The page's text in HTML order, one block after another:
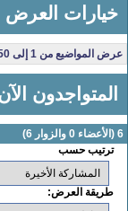
خيارات العرض
عرض المواضيع من 1 إلى 50 من 116
المتواجدون الآن
6 (الأعضاء 0 والزوار 6)
ترتيب حسب
طريقة العرض: